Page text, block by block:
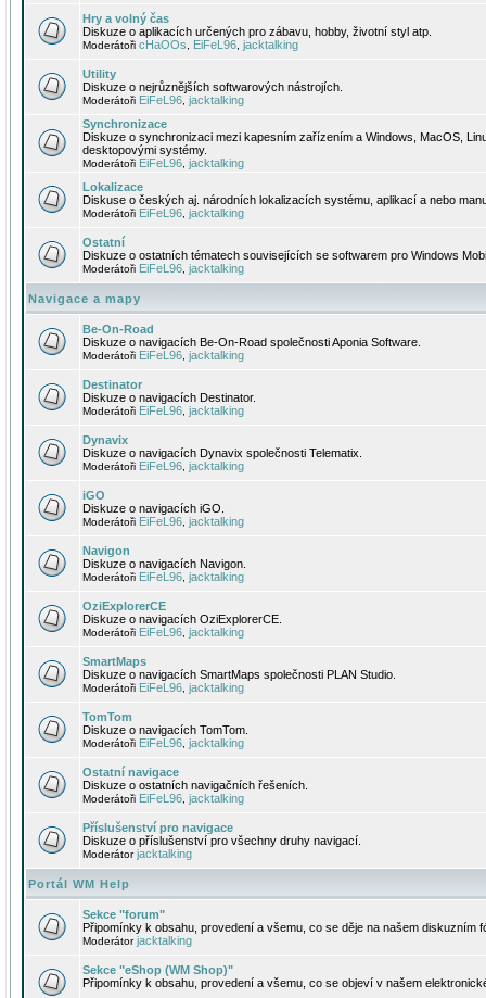
Hry a volný čas
Diskuze o aplikacích určených pro zábavu, hobby, životní styl atp.
Moderátoři cHaOOs EiFeL96 jacktalking
Utility
Diskuze o nejrůznějších softwarových nástrojích.
Moderátoři EiFeL96 jacktalking
Synchronizace
Diskuze o synchronizaci mezi kapesním zařízením a Windows, MacOS,
desktopovými systémy.
Moderátoři EiFeL96 jacktalking
Lokalizace
Diskuse o českých aj. národních lokalizacích systému, aplikací a nebo
Moderátoři EiFeL96 jacktalking
Ostatní
Diskuze o ostatních tématech souvisejících se softwarem pro Windows
Moderátoři EiFeL96 jacktalking
Navigace a mapy
Be-On-Road
Diskuze o navigacích Be-On-Road společnosti Aponia Software.
Moderátoři EiFeL96 jacktalking
Destinator
Diskuze o navigacích Destinator.
Moderátoři EiFeL96 jacktalking
Dynavix
Diskuze o navigacích Dynavix společnosti Telematix.
Moderátoři EiFeL96 jacktalking
iGO
Diskuze o navigacích iGO.
Moderátoři EiFeL96 jacktalking
Navigon
Diskuze o navigacích Navigon.
Moderátoři EiFeL96 jacktalking
OziExplorerCE
Diskuze o navigacích OziExplorerCE.
Moderátoři EiFeL96 jacktalking
SmartMaps
Diskuze o navigacích SmartMaps společnosti PLAN Studio.
Moderátoři EiFeL96 jacktalking
TomTom
Diskuze o navigacích TomTom.
Moderátoři EiFeL96 jacktalking
Ostatní navigace
Diskuze o ostatních navigačních řešeních.
Moderátoři EiFeL96 jacktalking
Příslušenství pro navigace
Diskuze o příslušenství pro všechny druhy navigací.
Moderátorjacktalking
Portál WM Help
Sekce "forum"
Připomínky k obsahu, provedení a všemu, co se děje na našem diskuzním
Moderátorjacktalking
Sekce "eShop (WM Shop)"
Připomínky k obsahu, provedení a všemu, co se objeví v našem